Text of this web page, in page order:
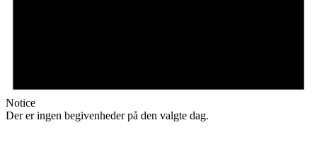
Notice
Der er ingen begivenheder på den valgte dag.